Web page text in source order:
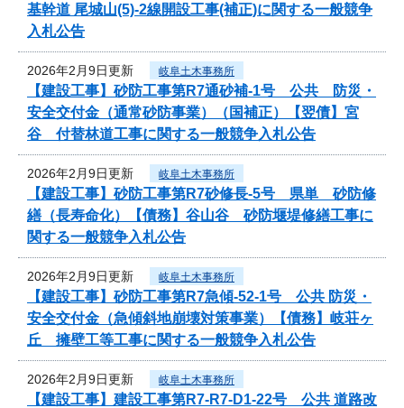
基幹道 尾城山(5)-2線開設工事(補正)に関する一般競争
入札公告
2026年2月9日更新 岐阜土木事務所
【建設工事】砂防工事第R7通砂補-1号 公共 防災・
安全交付金（通常砂防事業）（国補正）【翌債】宮
谷 付替林道工事に関する一般競争入札公告
2026年2月9日更新 岐阜土木事務所
【建設工事】砂防工事第R7砂修長-5号 県単 砂防修
繕（長寿命化）【債務】谷山谷 砂防堰堤修繕工事に
関する一般競争入札公告
2026年2月9日更新 岐阜土木事務所
【建設工事】砂防工事第R7急傾-52-1号 公共 防災・
安全交付金（急傾斜地崩壊対策事業）【債務】岐荘ヶ
丘 擁壁工等工事に関する一般競争入札公告
2026年2月9日更新 岐阜土木事務所
【建設工事】建設工事第R7-R7-D1-22号 公共 道路改